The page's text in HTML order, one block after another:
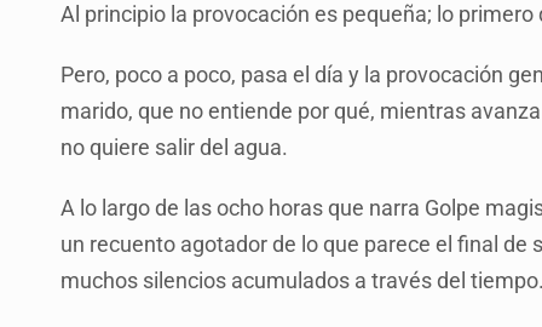
Al principio la provocación es pequeña; lo
Pero, poco a poco, pasa el día y la provocación
marido, que no entiende por qué, mientras
no quiere salir del agua.
A lo largo de las ocho horas que narra Golpe
un recuento agotador de lo que parece el final de
muchos silencios acumulados a través del